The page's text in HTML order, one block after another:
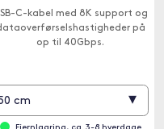
C-kabel med 8K support og
på
op til 40Gbps.
cm ▾